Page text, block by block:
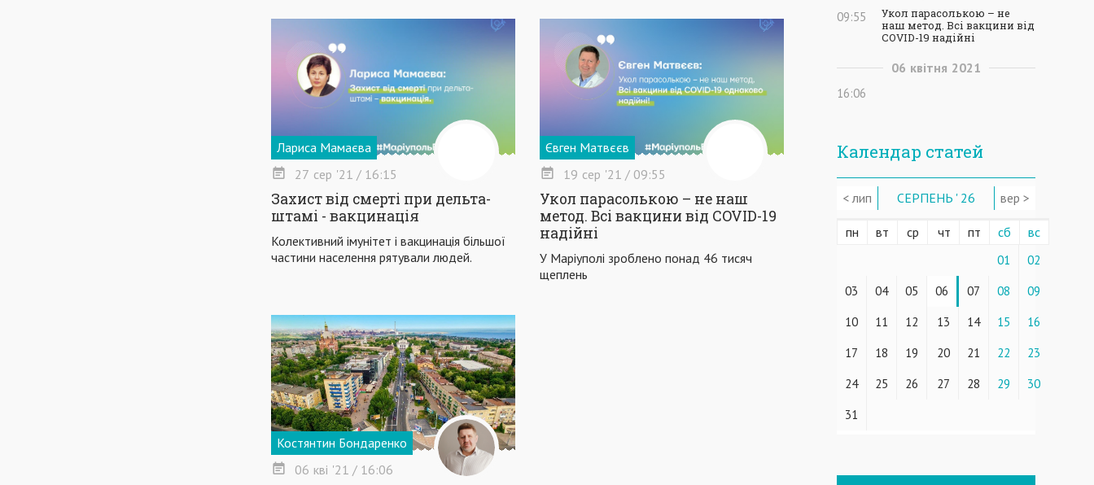
Лариса Мамаєва
27 сер '21 / 16:15
Захист від смерті при дельта-
штамі - вакцинація
Колективний імунітет і вакцинація більшої
частини населення рятували людей.
Євген Матвєєв
19 сер '21 / 09:55
Укол парасолькою – не наш
метод. Всі вакцини від COVID-19
надійні
У Маріуполі зроблено понад 46 тисяч
щеплень
Костянтин Бондаренко
06 кві '21 / 16:06
09:55
Укол парасолькою – не
наш метод. Всі вакцини від
COVID-19 надійні
06 квітня 2021
16:06
Календар статей
< лип СЕРПЕНЬ ' 26 вер >
пн вт ср чт пт сб вс
01
02
03
04 05 06 07 08
09
10
11 12 13 14 15
16
17
18 19 20 21 22
23
24
25 26 27 28 29
30
31